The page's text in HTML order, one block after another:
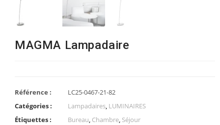
MAGMA Lampadaire
Référence :
LC25-0467-21-82
Catégories :
Lampadaires, LUMINAIRES
Étiquettes :
Bureau, Chambre, Séjour